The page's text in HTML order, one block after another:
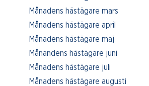
Månadens hästägare mars
Månadens hästägare april
Månadens hästägare maj
Månandens hästägare juni
Månadens hästägare juli
Månadens hästägare augusti